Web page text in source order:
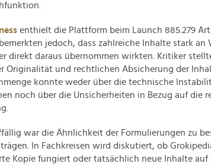
enthielt die Plattform beim Launch 885.279
jedoch, dass zahlreiche Inhalte stark an
direkt daraus übernommen wirkten. Kritiker
Originalität und rechtlichen Absicherung der
konnte weder über die technische
noch über die Unsicherheiten in Bezug auf die
war die Ähnlichkeit der Formulierungen zu
In Fachkreisen wird diskutiert, ob
Kopie fungiert oder tatsächlich neue Inhalte auf